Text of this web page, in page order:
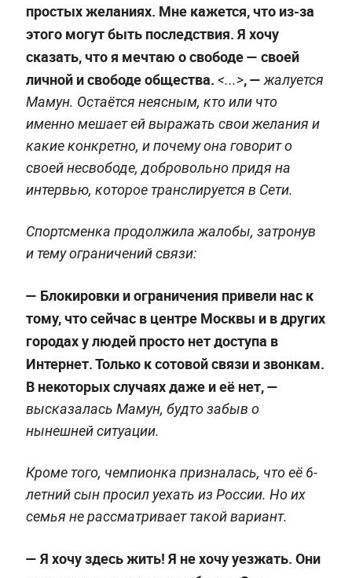
простых желаниях. Мне кажется, что из-за
этого могут быть последствия. Я хочу
сказать, что я мечтаю о свободе — своей
личной и свободе общества. <...>, — жалуется
Мамун. Остаётся неясным, кто или что
именно мешает ей выражать свои желания и
какие конкретно, и почему она говорит о
своей несвободе, добровольно придя на
интервью, которое транслируется в Сети.
Спортсменка продолжила жалобы, затронув
и тему ограничений связи:
— Блокировки и ограничения привели нас к
тому, что сейчас в центре Москвы и в других
городах у людей просто нет доступа в
Интернет. Только к сотовой связи и звонкам.
В некоторых случаях даже и её нет, —
высказалась Мамун, будто забыв о
нынешней ситуации.
Кроме того, чемпионка призналась, что её 6-
летний сын просил уехать из России. Но их
семья не рассматривает такой вариант.
— Я хочу здесь жить! Я не хочу уезжать. Они